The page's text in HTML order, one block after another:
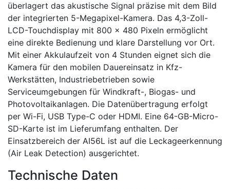
überlagert das akustische Signal präzise mit dem Bild
der integrierten 5-Megapixel-Kamera. Das 4,3-Zoll-
LCD-Touchdisplay mit 800 x 480 Pixeln ermöglicht
eine direkte Bedienung und klare Darstellung vor Ort.
Mit einer Akkulaufzeit von 4 Stunden eignet sich die
Kamera für den mobilen Dauereinsatz in Kfz-
Werkstätten, Industriebetrieben sowie
Serviceumgebungen für Windkraft-, Biogas- und
Photovoltaikanlagen. Die Datenübertragung erfolgt
per Wi-Fi, USB Type-C oder HDMI. Eine 64-GB-Micro-
SD-Karte ist im Lieferumfang enthalten. Der
Einsatzbereich der AI56L ist auf die Leckageerkennung
(Air Leak Detection) ausgerichtet.
Technische Daten